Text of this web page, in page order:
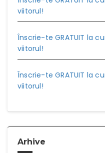
viitorul!
Înscrie-te GRATUIT la
viitorul!
Înscrie-te GRATUIT la
viitorul!
Arhive